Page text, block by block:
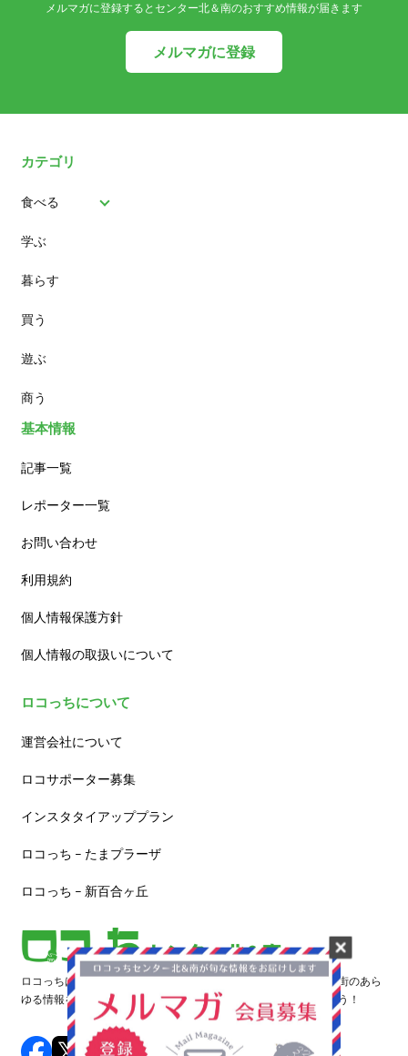
メルマガに登録するとセンター北＆南のおすすめ情報が届きます
メルマガに登録
カテゴリ
食べる
パン
スイーツ
ランチ
カフェ
学ぶ
暮らす
買う
遊ぶ
商う
基本情報
記事一覧
レポーター一覧
お問い合わせ
利用規約
個人情報保護方針
個人情報の取扱いについて
ロコっちについて
運営会社について
ロコサポーター募集
インスタタイアッププラン
ロコっち – たまプラーザ
ロコっち – 新百合ヶ丘
ロコっちは、あなたのジモト体験を豊かにする情報サイトです。街のあら
ゆる情報を収集し、日々更新しています。早速情報を探してみよう！